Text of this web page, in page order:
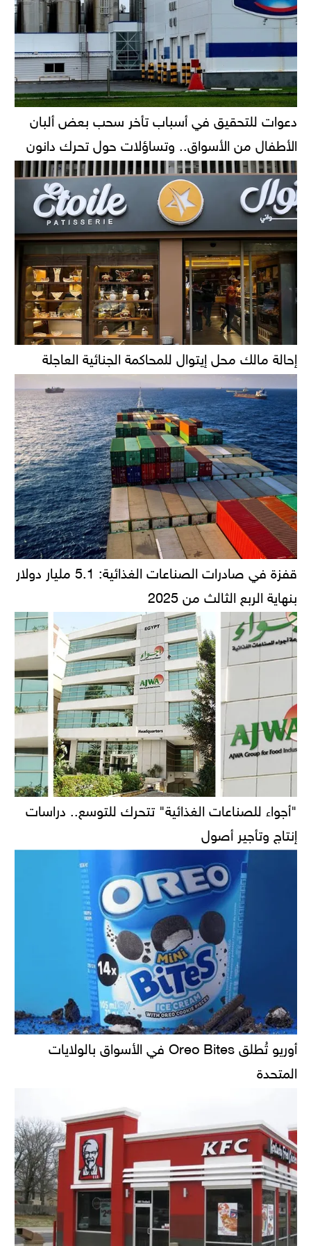
دعوات للتحقيق في أسباب تأخر سحب بعض ألبان
الأطفال من الأسواق.. وتساؤلات حول تحرك دانون
إحالة مالك محل إيتوال للمحاكمة الجنائية العاجلة
قفزة في صادرات الصناعات الغذائية: 5.1 مليار دولار
بنهاية الربع الثالث من 2025
"أجواء للصناعات الغذائية" تتحرك للتوسع.. دراسات
إنتاج وتأجير أصول
أوريو تُطلق Oreo Bites في الأسواق بالولايات
المتحدة